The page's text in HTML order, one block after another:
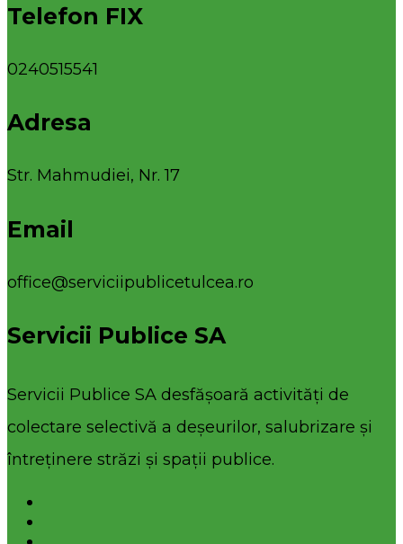
Telefon FIX
0240515541
Adresa
Str. Mahmudiei, Nr. 17
Email
office@serviciipublicetulcea.ro
Servicii Publice SA
Servicii Publice SA desfășoară activități de
colectare selectivă a deșeurilor, salubrizare și
întreținere străzi și spații publice.